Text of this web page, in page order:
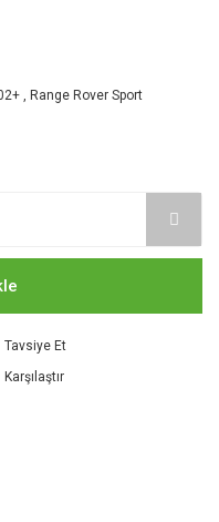
, Range Rover Sport
Tavsiye Et
Karşılaştır